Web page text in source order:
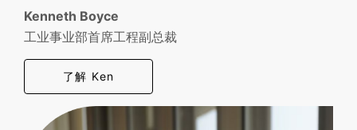
Kenneth Boyce
工业事业部首席工程副总裁
了解 Ken